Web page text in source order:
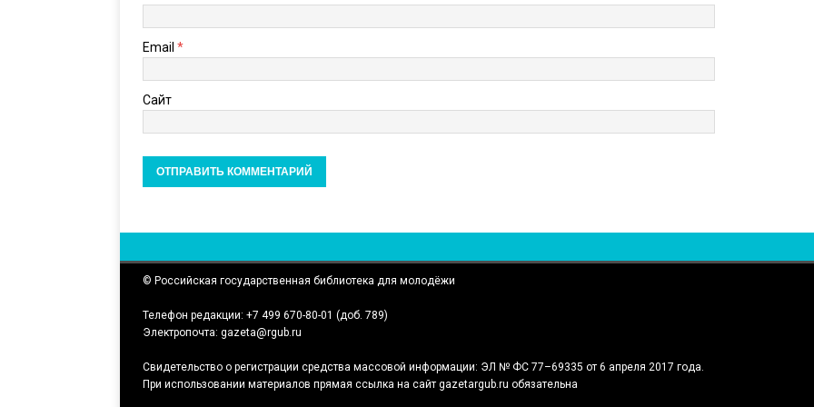
Email *
Сайт
© Российская государственная библиотека для молодёжи
Телефон редакции: +7 499 670-80-01 (доб. 789)
Электропочта: gazeta@rgub.ru
Свидетельство о регистрации средства массовой информации: ЭЛ № ФС 77–69335 от 6 апреля 2017 года.
При использовании материалов прямая ссылка на сайт gazetargub.ru обязательна